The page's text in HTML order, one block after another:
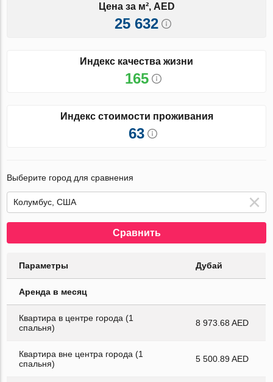
Цена за м², AED
25 632
Индекс качества жизни
165
Индекс стоимости проживания
63
Выберите город для сравнения
Сравнить
Параметры Дубай
Аренда в месяц
Квартира в центре города (1
спальня)
8 973.68 AED
Квартира вне центра города (1
спальня)
5 500.89 AED